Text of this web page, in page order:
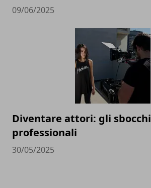
09/06/2025
Diventare attori: gli sbocchi
professionali
30/05/2025